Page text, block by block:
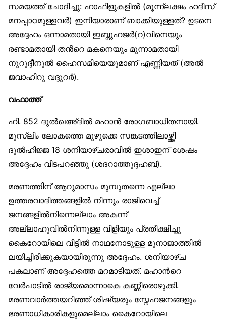
സമയത്ത് ചോദിച്ചു: ഹാഫിളുകളില്‍ (മൂന്ന്ലക്ഷം ഹദീസ്
മനപ്പാഠമുള്ളവര്‍) ഇനിയാരാണ് ബാക്കിയുള്ളത്? ഉടനെ
അദ്ദേഹം ഒന്നാമതായി ഇബ്നുഹജര്‍(റ)വിനെയും
രണ്ടാമതായി തന്‍റെ മകനെയും മൂന്നാമതായി
നൂറുദ്ദീനുല്‍ ഹൈസമിയെയുമാണ് എണ്ണിയത് (അല്‍
ജവാഹിറു വദ്ദുറര്‍).
വഫാത്ത്
ഹി. 852 ദുല്‍ഖഅ്ദില്‍ മഹാന്‍ രോഗബാധിതനായി.
മുസ്ലിം ലോകത്തെ മുഴുക്കെ സങ്കടത്തിലാഴ്ത്തി
ദുല്‍ഹിജ്ജ 18 ശനിയാഴ്ചരാവില്‍ ഇശാഇന് ശേഷം
അദ്ദേഹം വിടപറഞ്ഞു (ശദറാത്തുദ്ദഹബ്).
മരണത്തിന് ആറുമാസം മുമ്പുതന്നെ എല്ലാ
ഉത്തരവാദിത്തങ്ങളില്‍ നിന്നും രാജിവെച്ച്
ജനങ്ങളില്‍നിന്നെല്ലാം അകന്ന്
അല്ലാഹുവില്‍നിന്നുള്ള വിളിയും പ്രതീക്ഷിച്ചു
കൈറോയിലെ വീട്ടില്‍ നാഥനോടുള്ള മുനാജാത്തില്‍
ലയിച്ചിരിക്കുകയായിരുന്നു അദ്ദേഹം. ശനിയാഴ്ച
പകലാണ് അദ്ദേഹത്തെ മറമാടിയത്. മഹാന്‍റെ
വേര്‍പാടില്‍ രാജ്യമൊന്നാകെ കണ്ണീരൊഴുക്കി.
മരണവാര്‍ത്തയറിഞ്ഞ് ശിഷ്യരും സ്നേഹജനങ്ങളും
ഭരണാധികാരികളുമെല്ലാം കൈറോയിലെ